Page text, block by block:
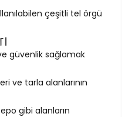
çeşitli tel örgü
güvenlik sağlamak
ve tarla alanlarının
gibi alanların